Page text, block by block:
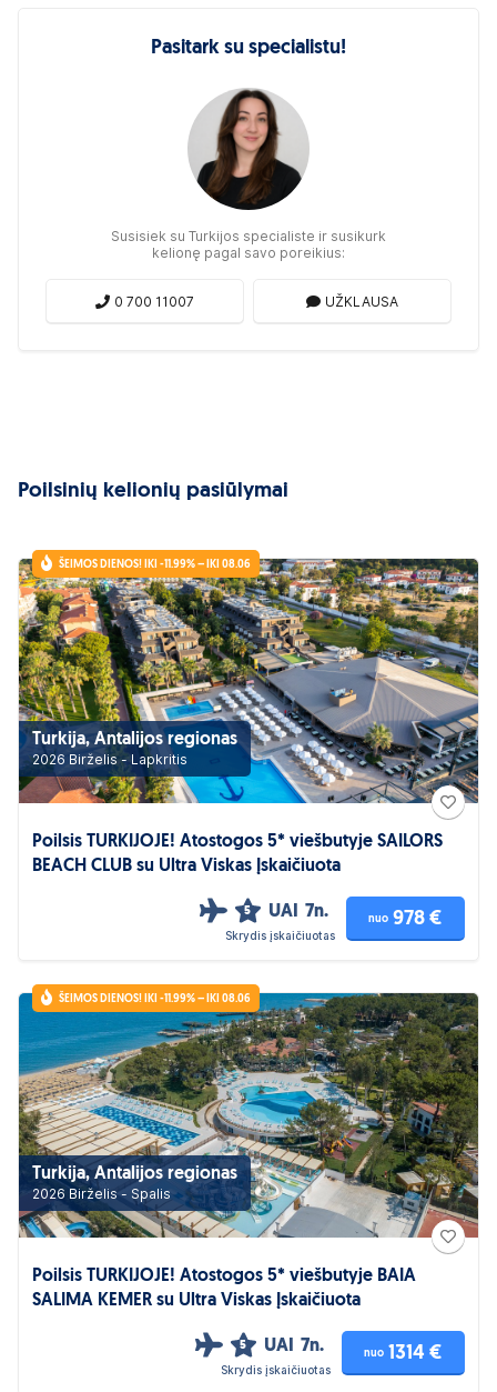
Pasitark su specialistu!
Susisiek su Turkijos specialiste ir susikurk
kelionę pagal savo poreikius:
0 700 11007 UŽKLAUSA
Poilsinių kelionių pasiūlymai
ŠEIMOS DIENOS! IKI -11.99% – IKI 08.06
Turkija, Antalijos regionas
2026 Birželis - Lapkritis
Poilsis TURKIJOJE! Atostogos 5* viešbutyje SAILORS
BEACH CLUB su Ultra Viskas Įskaičiuota
5 UAI 7n.
Skrydis įskaičiuotas
nuo 978 €
ŠEIMOS DIENOS! IKI -11.99% – IKI 08.06
Turkija, Antalijos regionas
2026 Birželis - Spalis
Poilsis TURKIJOJE! Atostogos 5* viešbutyje BAIA
SALIMA KEMER su Ultra Viskas Įskaičiuota
5 UAI 7n.
Skrydis įskaičiuotas
nuo 1314 €